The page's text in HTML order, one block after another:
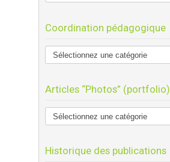
Coordination pédagogique
Articles “Photos” (portfolio)
Historique des publications